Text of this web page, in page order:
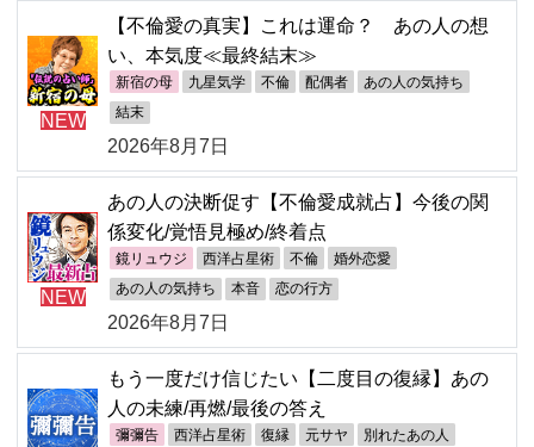
NEW
【不倫愛の真実】これは運命？ あの人の想
い、本気度≪最終結末≫
新宿の母 九星気学 不倫 配偶者 あの人の気持ち
結末
2026年8月7日
NEW
あの人の決断促す【不倫愛成就占】今後の関
係変化/覚悟見極め/終着点
鏡リュウジ 西洋占星術 不倫 婚外恋愛
あの人の気持ち 本音 恋の行方
2026年8月7日
もう一度だけ信じたい【二度目の復縁】あの
人の未練/再燃/最後の答え
彌彌告 西洋占星術 復縁 元サヤ 別れたあの人